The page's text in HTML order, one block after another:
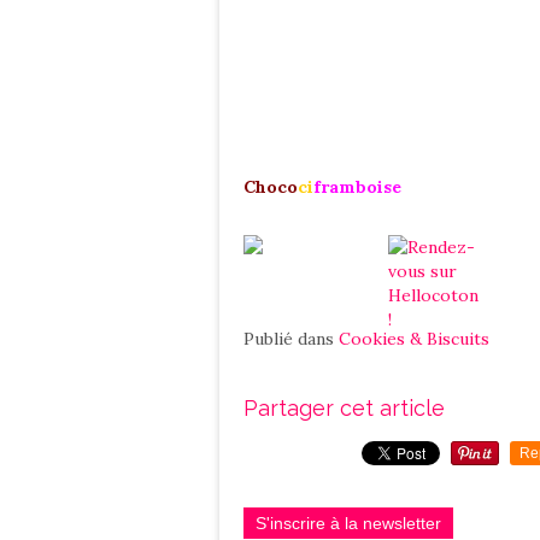
Chocociframboise
Publié dans Cookies & Biscuits
Partager cet article
S'inscrire à la newsletter